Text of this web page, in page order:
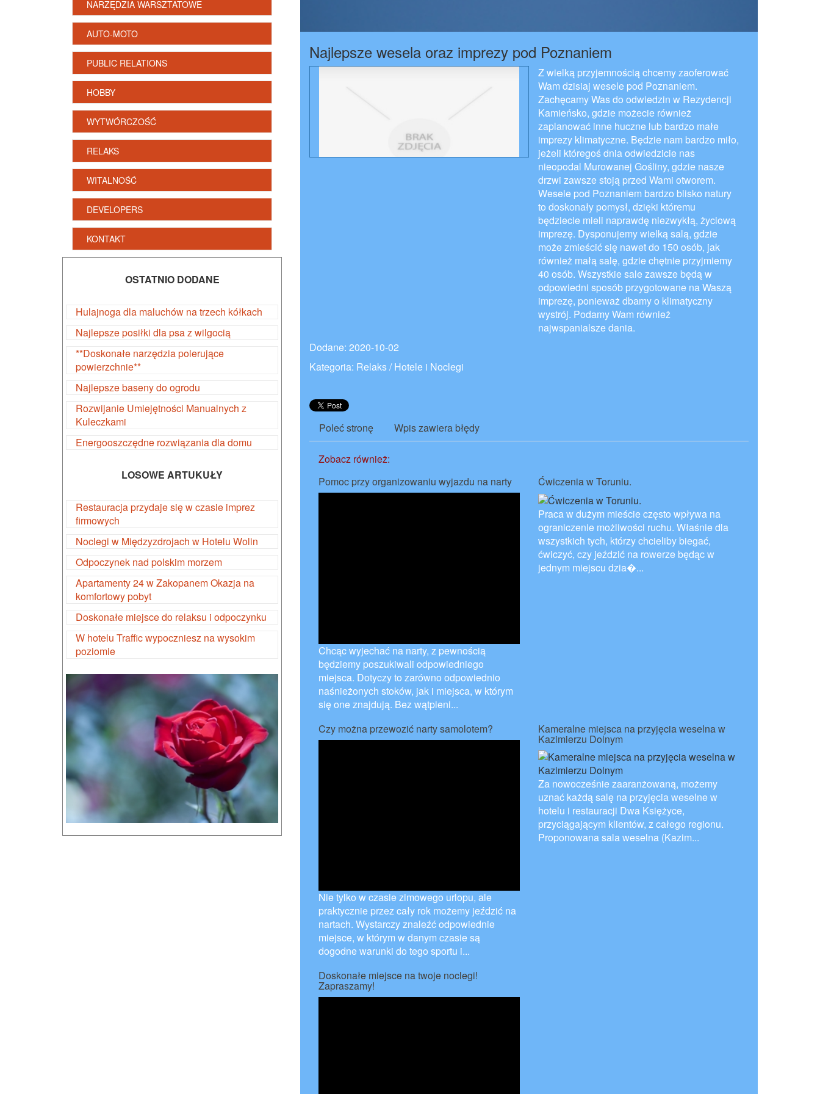
NARZĘDZIA WARSZTATOWE
AUTO-MOTO
PUBLIC RELATIONS
HOBBY
WYTWÓRCZOŚĆ
RELAKS
WITALNOŚĆ
DEVELOPERS
KONTAKT
OSTATNIO DODANE
Hulajnoga dla maluchów na trzech kółkach
Najlepsze posiłki dla psa z wilgocią
**Doskonałe narzędzia polerujące
powierzchnie**
Najlepsze baseny do ogrodu
Rozwijanie Umiejętności Manualnych z
Kuleczkami
Energooszczędne rozwiązania dla domu
LOSOWE ARTUKUŁY
Restauracja przydaje się w czasie imprez
firmowych
Noclegi w Międzyzdrojach w Hotelu Wolin
Odpoczynek nad polskim morzem
Apartamenty 24 w Zakopanem Okazja na
komfortowy pobyt
Doskonałe miejsce do relaksu i odpoczynku
W hotelu Traffic wypoczniesz na wysokim
poziomie
Najlepsze wesela oraz imprezy pod Poznaniem
Z wielką przyjemnością chcemy zaoferować
Wam dzisiaj wesele pod Poznaniem.
Zachęcamy Was do odwiedzin w Rezydencji
Kamieńsko, gdzie możecie również
zaplanować inne huczne lub bardzo małe
imprezy klimatyczne. Będzie nam bardzo miło,
jeżeli któregoś dnia odwiedzicie nas
nieopodal Murowanej Gośliny, gdzie nasze
drzwi zawsze stoją przed Wami otworem.
Wesele pod Poznaniem bardzo blisko natury
to doskonały pomysł, dzięki któremu
będziecie mieli naprawdę niezwykłą, życiową
imprezę. Dysponujemy wielką salą, gdzie
może zmieścić się nawet do 150 osób, jak
również małą salę, gdzie chętnie przyjmiemy
40 osób. Wszystkie sale zawsze będą w
odpowiedni sposób przygotowane na Waszą
imprezę, ponieważ dbamy o klimatyczny
wystrój. Podamy Wam również
najwspanialsze dania.
Dodane: 2020-10-02
Kategoria: Relaks / Hotele i Noclegi
Poleć stronę Wpis zawiera błędy
Zobacz również:
Pomoc przy organizowaniu wyjazdu na narty
Chcąc wyjechać na narty, z pewnością
będziemy poszukiwali odpowiedniego
miejsca. Dotyczy to zarówno odpowiednio
naśnieżonych stoków, jak i miejsca, w którym
się one znajdują. Bez wątpieni...
Ćwiczenia w Toruniu.
Praca w dużym mieście często wpływa na
ograniczenie możliwości ruchu. Właśnie dla
wszystkich tych, którzy chcieliby biegać,
ćwiczyć, czy jeździć na rowerze będąc w
jednym miejscu dzia�...
Czy można przewozić narty samolotem?
Nie tylko w czasie zimowego urlopu, ale
praktycznie przez cały rok możemy jeździć na
nartach. Wystarczy znaleźć odpowiednie
miejsce, w którym w danym czasie są
dogodne warunki do tego sportu i...
Kameralne miejsca na przyjęcia weselna w
Kazimierzu Dolnym
Za nowocześnie zaaranżowaną, możemy
uznać każdą salę na przyjęcia weselne w
hotelu i restauracji Dwa Księżyce,
przyciągającym klientów, z całego regionu.
Proponowana sala weselna (Kazim...
Doskonałe miejsce na twoje noclegi!
Zapraszamy!